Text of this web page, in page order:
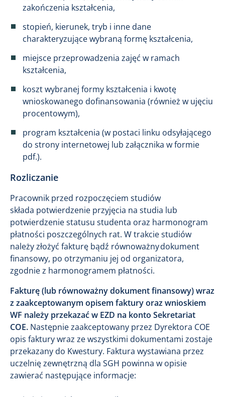
zakończenia kształcenia,
stopień, kierunek, tryb i inne dane
charakteryzujące wybraną formę kształcenia,
miejsce przeprowadzenia zajęć w ramach
kształcenia,
koszt wybranej formy kształcenia i kwotę
wnioskowanego dofinansowania (również w ujęciu
procentowym),
program kształcenia (w postaci linku odsyłającego
do strony internetowej lub załącznika w formie
pdf.).
Rozliczanie
Pracownik przed rozpoczęciem studiów
składa potwierdzenie przyjęcia na studia lub
potwierdzenie statusu studenta oraz harmonogram
płatności poszczególnych rat. W trakcie studiów
należy złożyć fakturę bądź równoważny dokument
finansowy, po otrzymaniu jej od organizatora,
zgodnie z harmonogramem płatności.
Fakturę (lub równoważny dokument finansowy) wraz
z zaakceptowanym opisem faktury oraz wnioskiem
WF należy przekazać w EZD na konto Sekretariat
COE. Następnie zaakceptowany przez Dyrektora COE
opis faktury wraz ze wszystkimi dokumentami zostaje
przekazany do Kwestury. Faktura wystawiana przez
uczelnię zewnętrzną dla SGH powinna w opisie
zawierać następujące informacje: